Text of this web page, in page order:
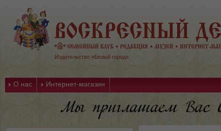
Издательство «Белый город»
О нас Интернет-магазин